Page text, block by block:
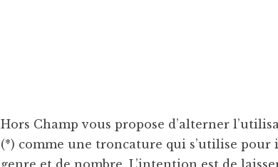
Hors Champ vous propose d’alterner
(*) comme une troncature qui s’utilise pour
genre et de nombre. L’intention est de